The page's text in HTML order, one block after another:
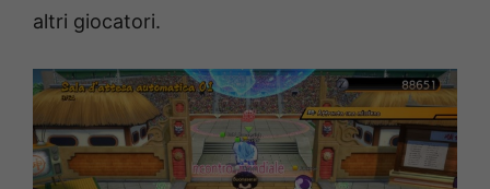
altri giocatori.